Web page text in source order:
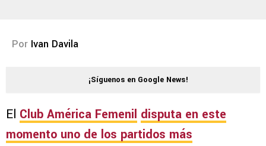
Por Ivan Davila
¡Síguenos en Google News!
El Club América Femenil disputa en este
momento uno de los partidos más